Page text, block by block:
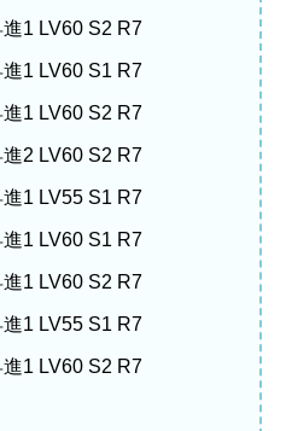
S2 R7
S1 R7
S2 R7
LV60 S2 R7
S1 R7
1 LV60 S1 R7
S2 R7
LV55 S1 R7
S2 R7